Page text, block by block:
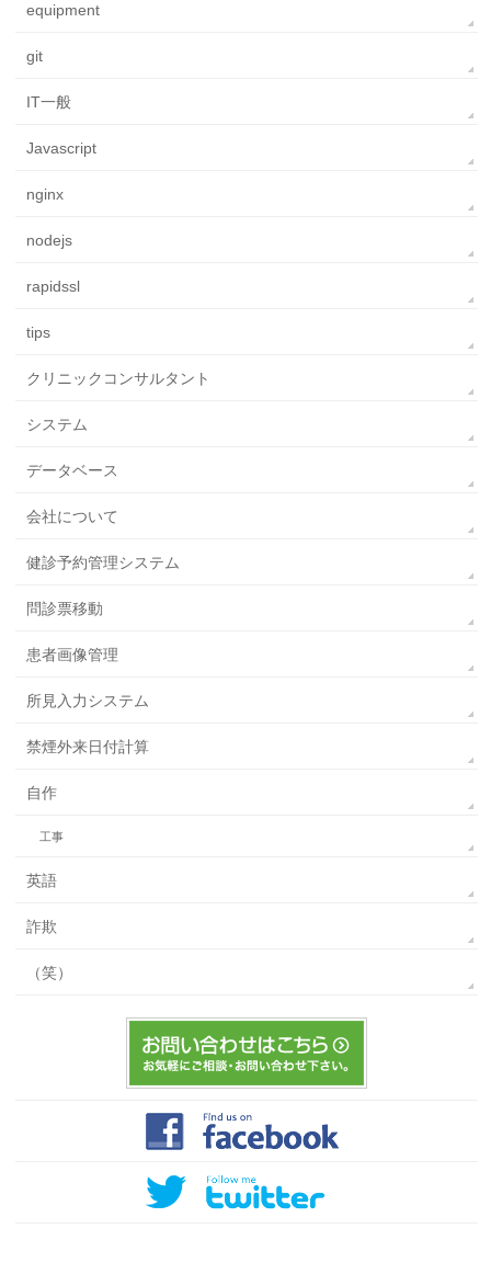
equipment
git
IT一般
Javascript
nginx
nodejs
rapidssl
tips
クリニックコンサルタント
システム
データベース
会社について
健診予約管理システム
問診票移動
患者画像管理
所見入力システム
禁煙外来日付計算
自作
工事
英語
詐欺
（笑）